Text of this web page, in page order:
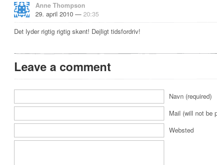
Anne Thompson
29. april 2010 — 20:35
Det lyder rigtig rigtig skønt! Dejligt tidsfordriv!
Leave a comment
Navn (required)
Mail (will not be
Websted